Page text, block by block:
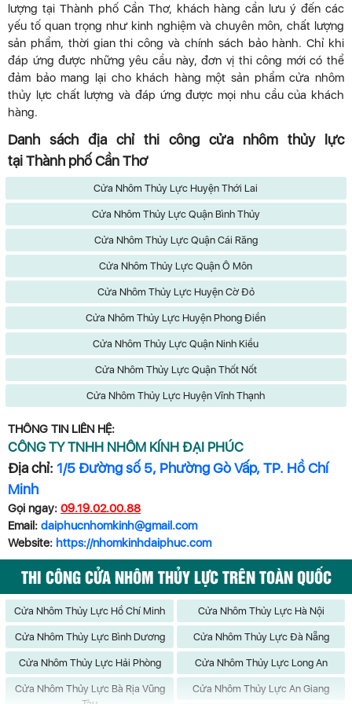
lượng tại Thành phố Cần Thơ, khách hàng cần lưu ý đến các
yếu tố quan trọng như kinh nghiệm và chuyên môn, chất lượng
sản phẩm, thời gian thi công và chính sách bảo hành. Chỉ khi
đáp ứng được những yêu cầu này, đơn vị thi công mới có thể
đảm bảo mang lại cho khách hàng một sản phẩm cửa nhôm
thủy lực chất lượng và đáp ứng được mọi nhu cầu của khách
hàng.
Danh sách địa chỉ thi công cửa nhôm thủy lực
tại Thành phố Cần Thơ
Cửa Nhôm Thủy Lực Huyện Thới Lai
Cửa Nhôm Thủy Lực Quận Bình Thủy
Cửa Nhôm Thủy Lực Quận Cái Răng
Cửa Nhôm Thủy Lực Quận Ô Môn
Cửa Nhôm Thủy Lực Huyện Cờ Đỏ
Cửa Nhôm Thủy Lực Huyện Phong Điền
Cửa Nhôm Thủy Lực Quận Ninh Kiều
Cửa Nhôm Thủy Lực Quận Thốt Nốt
Cửa Nhôm Thủy Lực Huyện Vĩnh Thạnh
THÔNG TIN LIÊN HỆ:
CÔNG TY TNHH NHÔM KÍNH ĐẠI PHÚC
Địa chỉ: 1/5 Đường số 5, Phường Gò Vấp, TP. Hồ Chí
Minh
Gọi ngay: 09.19.02.00.88
Email: daiphucnhomkinh@gmail.com
Website: https://nhomkinhdaiphuc.com
THI CÔNG CỬA NHÔM THỦY LỰC TRÊN TOÀN QUỐC
Cửa Nhôm Thủy Lực Hồ Chí Minh Cửa Nhôm Thủy Lực Hà Nội
Cửa Nhôm Thủy Lực Bình Dương Cửa Nhôm Thủy Lực Đà Nẵng
Cửa Nhôm Thủy Lực Hải Phòng Cửa Nhôm Thủy Lực Long An
Cửa Nhôm Thủy Lực Bà Rịa Vũng
Cửa Nhôm Thủy Lực An Giang